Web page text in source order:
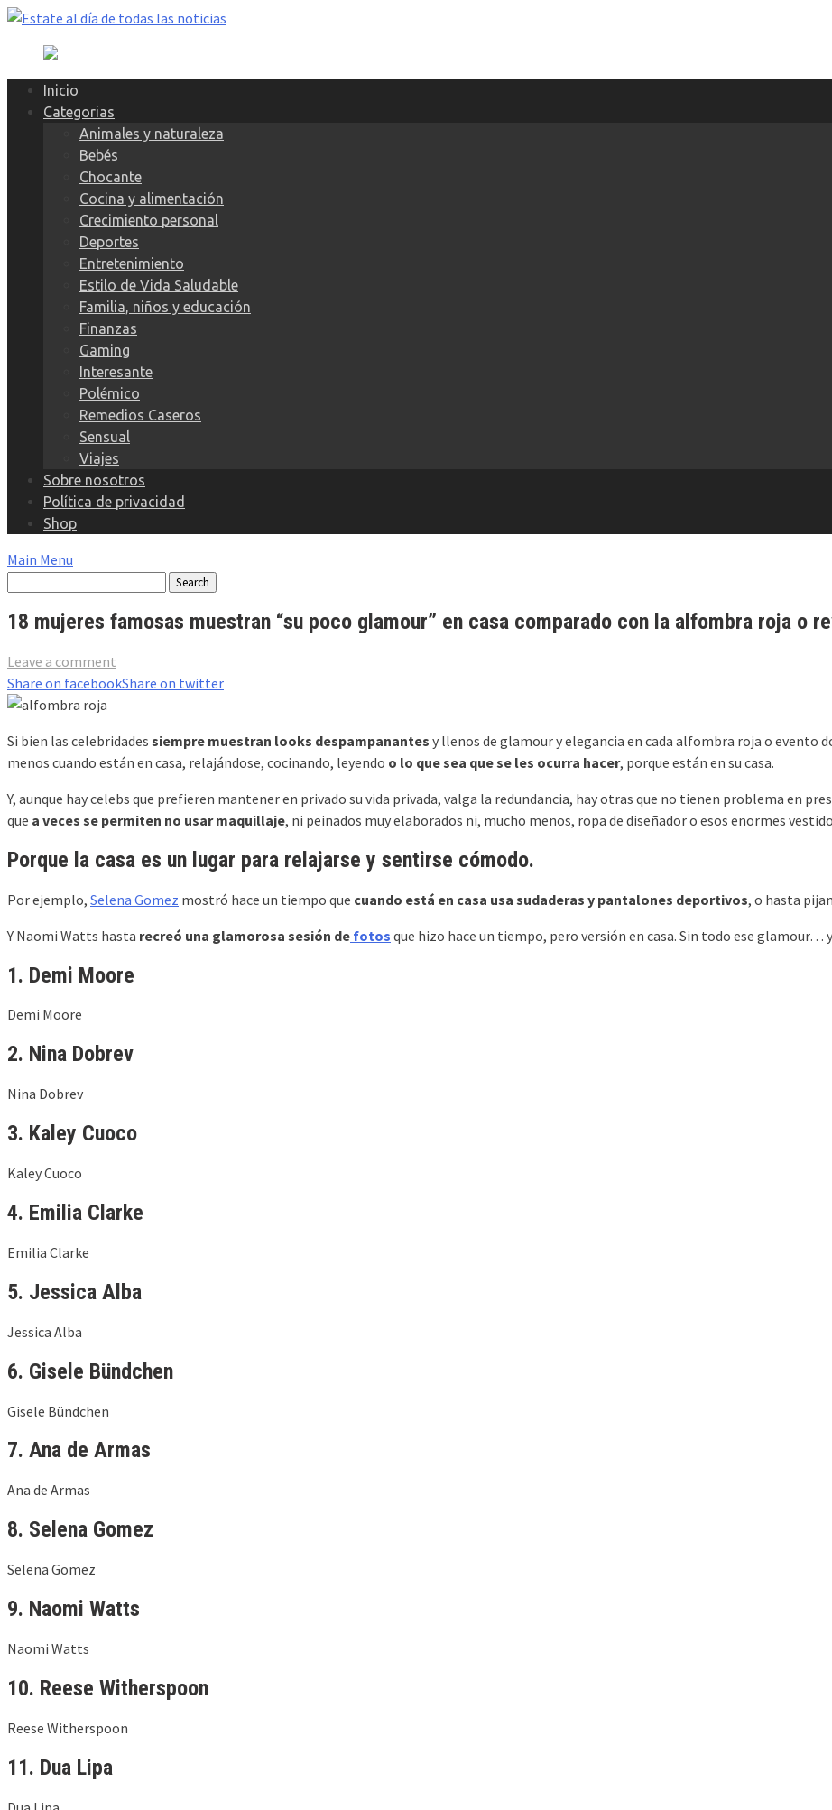
Skip
content
Inicio
Categorias
Animales y naturaleza
Bebés
Chocante
Cocina y alimentación
Crecimiento personal
Deportes
Entretenimiento
Estilo de Vida Saludable
Familia, niños y educación
Finanzas
Gaming
Interesante
Polémico
Remedios Caseros
Sensual
Viajes
Sobre nosotros
Política de privacidad
Shop
Main Menu
18 mujeres famosas muestran “su poco glamour” en casa comparado con la alfombra roja o
Leave a comment
Share on facebookShare on twitter
Si bien las celebridades siempre muestran looks despampanantes y llenos de glamour y elegancia en cada alfombra roja o evento
menos cuando están en casa, relajándose, cocinando, leyendo o lo que sea que se les ocurra hacer, porque están en su casa.
Y, aunque hay celebs que prefieren mantener en privado su vida privada, valga la redundancia, hay otras que no tienen problema en
que a veces se permiten no usar maquillaje, ni peinados muy elaborados ni, mucho menos, ropa de diseñador o esos enormes
Porque la casa es un lugar para relajarse y sentirse cómodo.
Por ejemplo, Selena Gomez mostró hace un tiempo que cuando está en casa usa sudaderas y pantalones deportivos, o hasta
Y Naomi Watts hasta recreó una glamorosa sesión de fotos que hizo hace un tiempo, pero versión en casa. Sin todo ese glamour…
1. Demi Moore
Demi Moore
2. Nina Dobrev
Nina Dobrev
3. Kaley Cuoco
Kaley Cuoco
4. Emilia Clarke
Emilia Clarke
5. Jessica Alba
Jessica Alba
6. Gisele Bündchen
Gisele Bündchen
7. Ana de Armas
Ana de Armas
8. Selena Gomez
Selena Gomez
9. Naomi Watts
Naomi Watts
10. Reese Witherspoon
Reese Witherspoon
11. Dua Lipa